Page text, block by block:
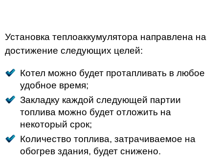
Установка теплоаккумулятора направлена на
достижение следующих целей:
Котел можно будет протапливать в любое
удобное время;
Закладку каждой следующей партии
топлива можно будет отложить на
некоторый срок;
Количество топлива, затрачиваемое на
обогрев здания, будет снижено.